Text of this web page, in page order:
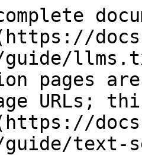
guide/
pages
URLs;
guide/text-